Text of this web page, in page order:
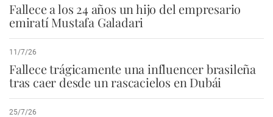
Fallece a los 24 años un hijo del empresario
emiratí Mustafa Galadari
11/7/26
Fallece trágicamente una influencer brasileña
tras caer desde un rascacielos en Dubái
25/7/26